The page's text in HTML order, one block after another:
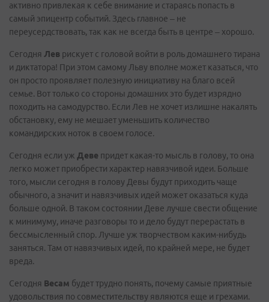
активно привлекая к себе внимание и стараясь попасть в
самый эпицентр событий. Здесь главное – не
переусердствовать, так как не всегда быть в центре – хорошо.
Сегодня Лев рискует с головой войти в роль домашнего тирана
и диктатора! При этом самому Льву вполне может казаться, что
он просто проявляет полезную инициативу на благо всей
семье. Вот только со стороны домашних это будет изрядно
походить на самодурство. Если Лев не хочет излишне накалять
обстановку, ему не мешает уменьшить количество
командирских ноток в своем голосе.
Сегодня если уж Деве придет какая-то мысль в голову, то она
легко может приобрести характер навязчивой идеи. Больше
того, мысли сегодня в голову Девы будут приходить чаще
обычного, а значит и навязчивых идей может оказаться куда
больше одной. В таком состоянии Деве лучше свести общение
к минимуму, иначе разговоры то и дело будут перерастать в
бессмысленный спор. Лучше уж творчеством каким-нибудь
заняться. Там от навязчивых идей, по крайней мере, не будет
вреда.
Сегодня Весам будет трудно понять, почему самые приятные
удовольствия по совместительству являются еще и грехами.